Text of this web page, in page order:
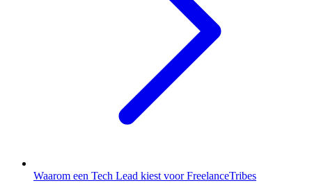
Waarom een Tech Lead kiest voor FreelanceTribes